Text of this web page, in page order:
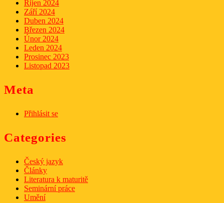
Říjen 2024
Září 2024
Duben 2024
Březen 2024
Únor 2024
Leden 2024
Prosinec 2023
Listopad 2023
Meta
Přihlásit se
Categories
Český jazyk
Články
Literatura k maturitě
Seminární práce
Umění